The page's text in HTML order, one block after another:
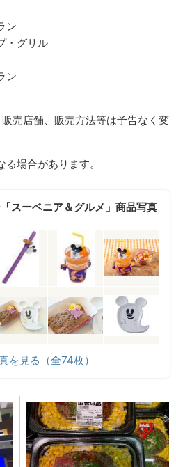
ン
・グリル
ン
売店舗、販売方法等は予告なく変
場合があります。
スーベニア＆グルメ」商品写真
を見る（全74枚）